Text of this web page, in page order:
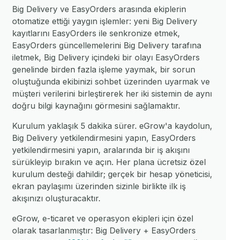
Big Delivery ve EasyOrders arasında ekiplerin
otomatize ettiği yaygın işlemler: yeni Big Delivery
kayıtlarını EasyOrders ile senkronize etmek,
EasyOrders güncellemelerini Big Delivery tarafına
iletmek, Big Delivery içindeki bir olayı EasyOrders
genelinde birden fazla işleme yaymak, bir sorun
oluştuğunda ekibinizi sohbet üzerinden uyarmak ve
müşteri verilerini birleştirerek her iki sistemin de aynı
doğru bilgi kaynağını görmesini sağlamaktır.
Kurulum yaklaşık 5 dakika sürer. eGrow'a kaydolun,
Big Delivery yetkilendirmesini yapın, EasyOrders
yetkilendirmesini yapın, aralarında bir iş akışını
sürükleyip bırakın ve açın. Her plana ücretsiz özel
kurulum desteği dahildir; gerçek bir hesap yöneticisi,
ekran paylaşımı üzerinden sizinle birlikte ilk iş
akışınızı oluşturacaktır.
eGrow, e-ticaret ve operasyon ekipleri için özel
olarak tasarlanmıştır: Big Delivery + EasyOrders